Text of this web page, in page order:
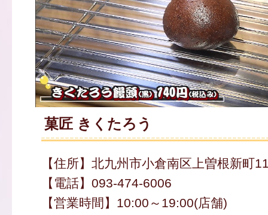
菓匠 きくたろう
【住所】北九州市小倉南区上曽根新町
【電話】093-474-6006
【営業時間】10:00～19:00(店舗)